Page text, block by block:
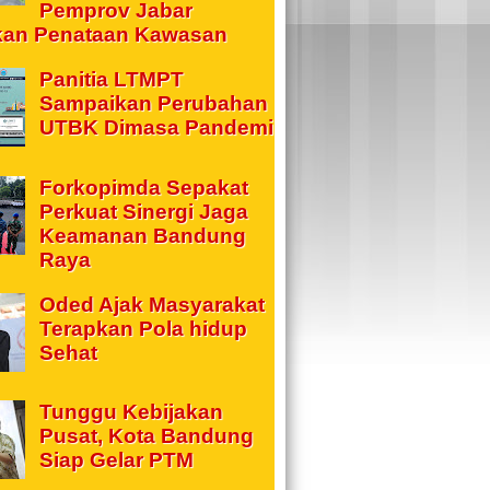
Pemprov Jabar
Penataan Kawasan
Panitia LTMPT
Sampaikan Perubahan
UTBK Dimasa Pandemi
Forkopimda Sepakat
Perkuat Sinergi Jaga
Keamanan Bandung
Raya
Oded Ajak Masyarakat
Terapkan Pola hidup
Sehat
Tunggu Kebijakan
Pusat, Kota Bandung
Siap Gelar PTM